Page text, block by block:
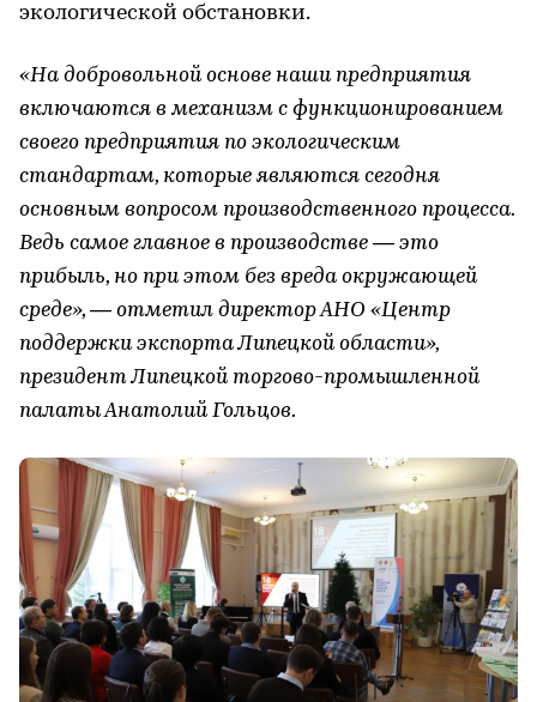
экологической обстановки.
«На добровольной основе наши предприятия
включаются в механизм с функционированием
своего предприятия по экологическим
стандартам, которые являются сегодня
основным вопросом производственного процесса.
Ведь самое главное в производстве — это
прибыль, но при этом без вреда окружающей
среде», — отметил директор АНО «Центр
поддержки экспорта Липецкой области»,
президент Липецкой торгово-промышленной
палаты Анатолий Гольцов.